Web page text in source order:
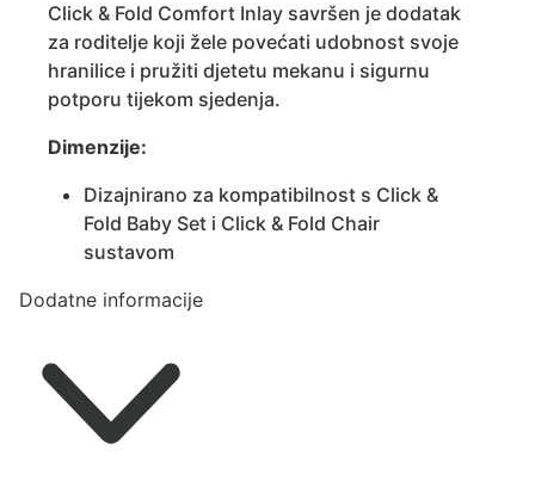
Click & Fold Comfort Inlay savršen je dodatak
za roditelje koji žele povećati udobnost svoje
hranilice i pružiti djetetu mekanu i sigurnu
potporu tijekom sjedenja.
Dimenzije:
Dizajnirano za kompatibilnost s Click &
Fold Baby Set i Click & Fold Chair
sustavom
Dodatne informacije